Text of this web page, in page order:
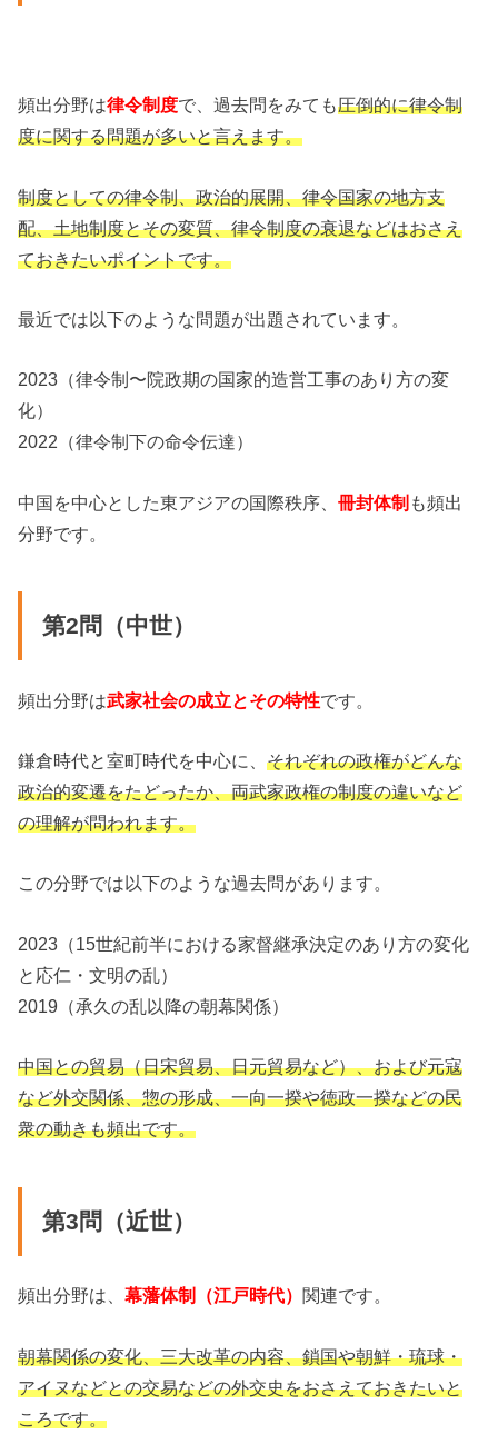
頻出分野は律令制度で、過去問をみても圧倒的に律令制
度に関する問題が多いと言えます。
制度としての律令制、政治的展開、律令国家の地方支
配、土地制度とその変質、律令制度の衰退などはおさえ
ておきたいポイントです。
最近では以下のような問題が出題されています。
2023（律令制〜院政期の国家的造営工事のあり方の変
化）
2022（律令制下の命令伝達）
中国を中心とした東アジアの国際秩序、冊封体制 も頻出
分野です。
第2問（中世）
頻出分野は武家社会の成立とその特性です。
鎌倉時代と室町時代を中心に、それぞれの政権がどんな
政治的変遷をたどったか、両武家政権の制度の違いなど
の理解が問われます。
この分野では以下のような過去問があります。
2023（15世紀前半における家督継承決定のあり方の変化
と応仁・文明の乱）
2019（承久の乱以降の朝幕関係）
中国との貿易（日宋貿易、日元貿易など）、および元寇
など外交関係、惣の形成、一向一揆や徳政一揆などの民
衆の動きも頻出です。
第3問（近世）
頻出分野は、幕藩体制（江戸時代）関連です。
朝幕関係の変化、三大改革の内容、鎖国や朝鮮・琉球・
アイヌなどとの交易などの外交史をおさえておきたいと
ころです。